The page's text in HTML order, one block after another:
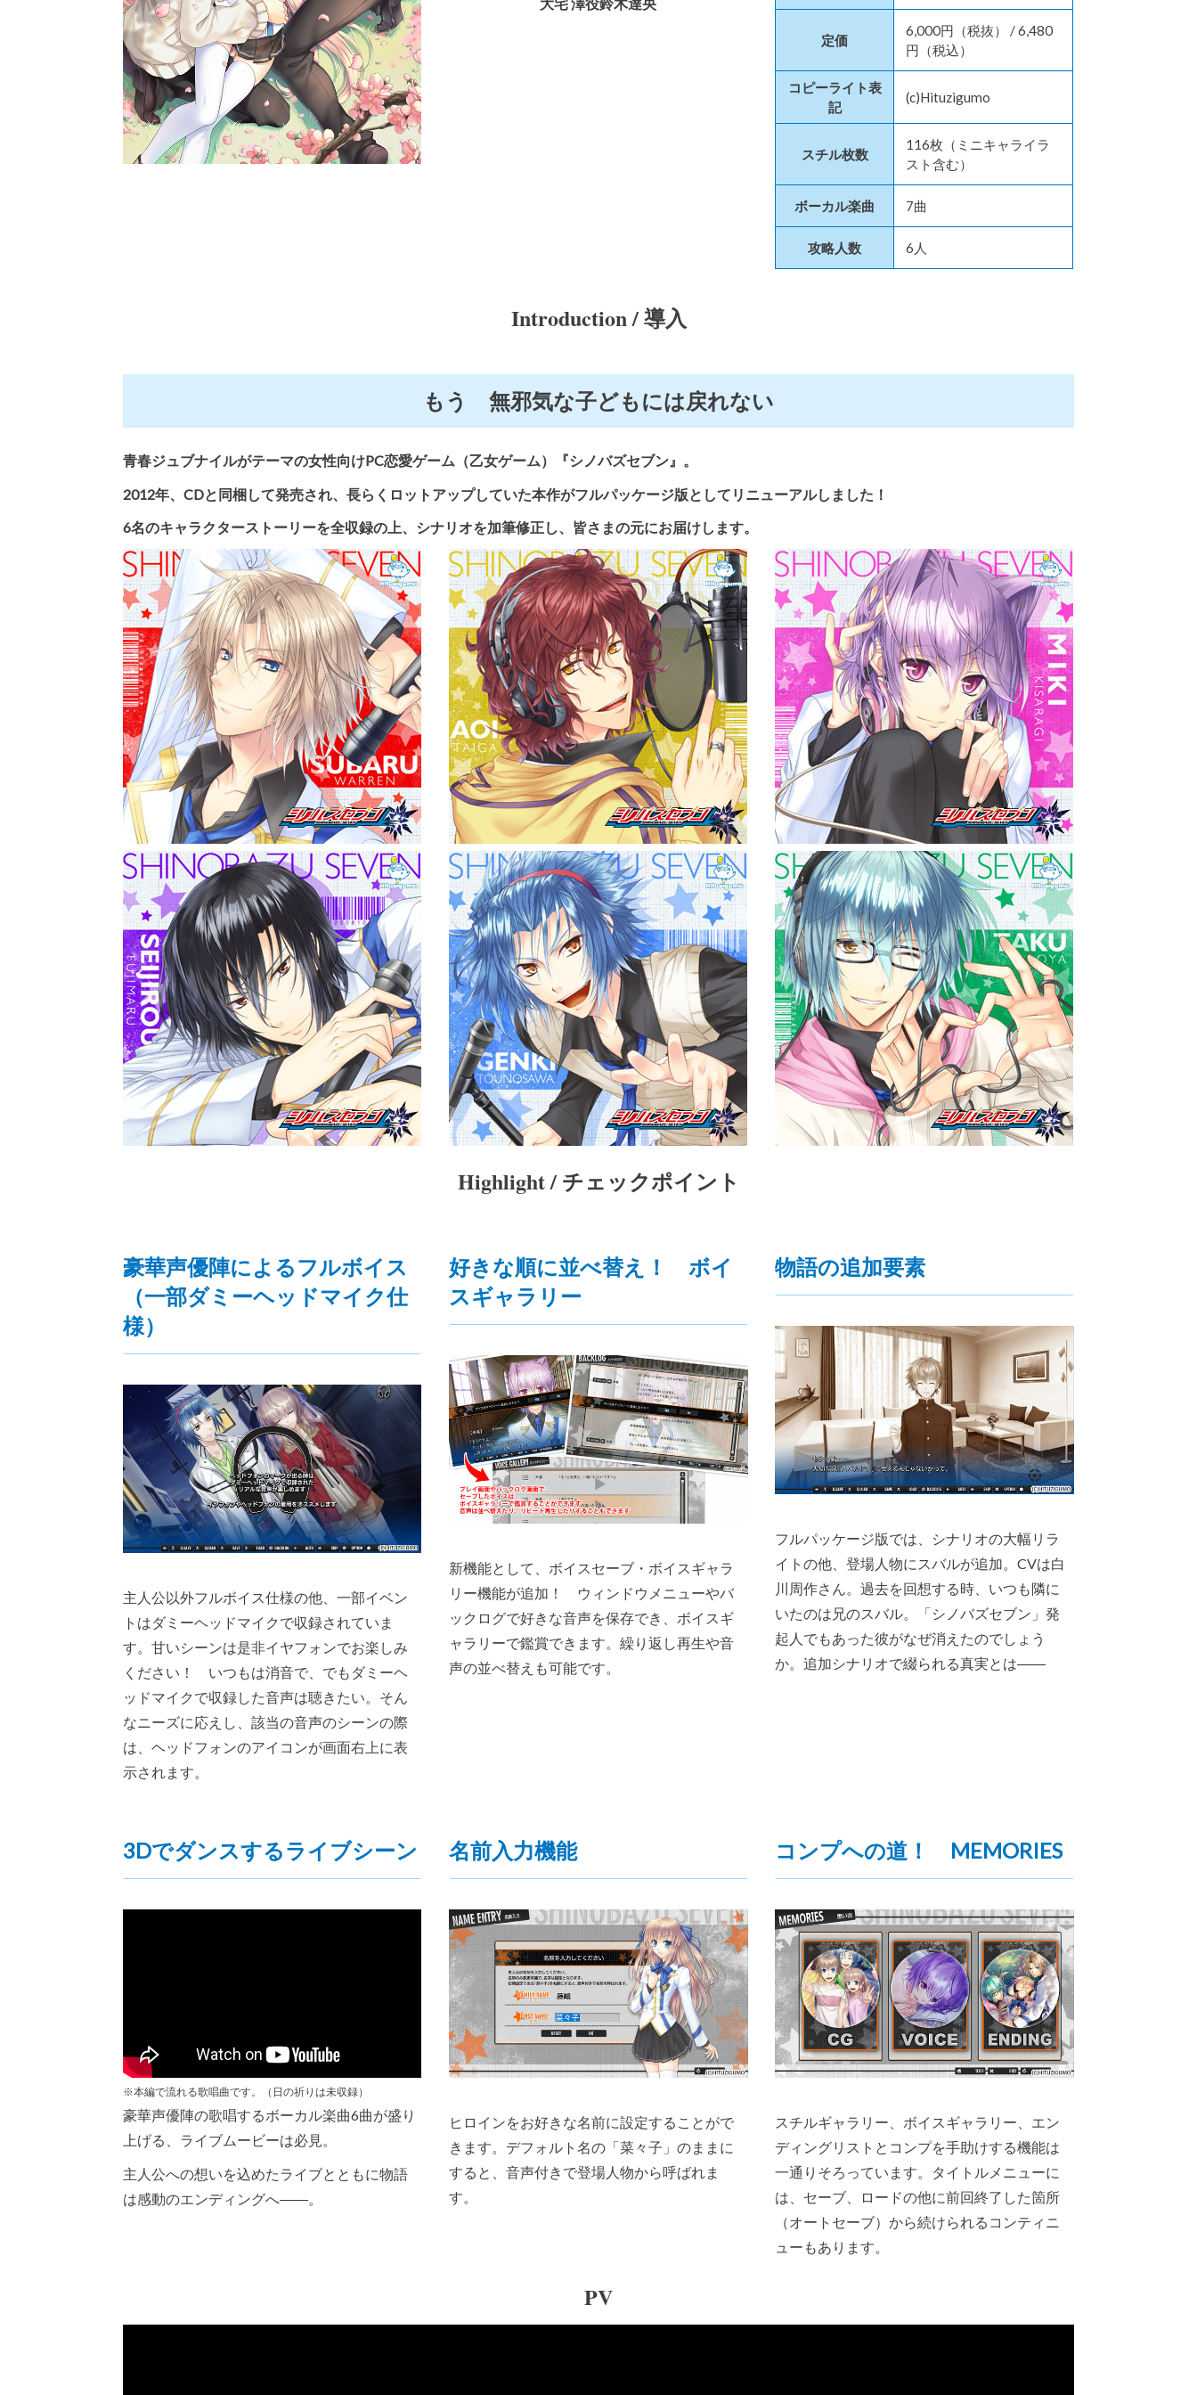
定価
6,000円（税抜） / 6,480
円（税込）
コピーライト表
記
(c)Hituzigumo
スチル枚数
116枚（ミニキャライラ
スト含む）
ボーカル楽曲 7曲
攻略人数 6人
Introduction / 導入
もう 無邪気な子どもには戻れない
青春ジュブナイルがテーマの女性向けPC恋愛ゲーム（乙女ゲーム）『シノバズセブン』。
2012年、CDと同梱して発売され、長らくロットアップしていた本作がフルパッケージ版としてリニューアルしました！
6名のキャラクターストーリーを全収録の上、シナリオを加筆修正し、皆さまの元にお届けします。
Highlight / チェックポイント
豪華声優陣によるフルボイス
（一部ダミーヘッドマイク仕
様）
主人公以外フルボイス仕様の他、一部イベン
トはダミーヘッドマイクで収録されていま
す。甘いシーンは是非イヤフォンでお楽しみ
ください！ いつもは消音で、でもダミーヘ
ッドマイクで収録した音声は聴きたい。そん
なニーズに応えし、該当の音声のシーンの際
は、ヘッドフォンのアイコンが画面右上に表
示されます。
好きな順に並べ替え！ ボイ
スギャラリー
新機能として、ボイスセーブ・ボイスギャラ
リー機能が追加！ ウィンドウメニューやバ
ックログで好きな音声を保存でき、ボイスギ
ャラリーで鑑賞できます。繰り返し再生や音
声の並べ替えも可能です。
物語の追加要素
フルパッケージ版では、シナリオの大幅リラ
イトの他、登場人物にスバルが追加。CVは白
川周作さん。過去を回想する時、いつも隣に
いたのは兄のスバル。「シノバズセブン」発
起人でもあった彼がなぜ消えたのでしょう
か。追加シナリオで綴られる真実とは――
3Dでダンスするライブシーン
※本編で流れる歌唱曲です。（日の祈りは未収録）
豪華声優陣の歌唱するボーカル楽曲6曲が盛り
上げる、ライブムービーは必見。
主人公への想いを込めたライブとともに物語
は感動のエンディングへ――。
名前入力機能
ヒロインをお好きな名前に設定することがで
きます。デフォルト名の「菜々子」のままに
すると、音声付きで登場人物から呼ばれま
す。
コンプへの道！ MEMORIES
スチルギャラリー、ボイスギャラリー、エン
ディングリストとコンプを手助けする機能は
一通りそろっています。タイトルメニューに
は、セーブ、ロードの他に前回終了した箇所
（オートセーブ）から続けられるコンティニ
ューもあります。
PV